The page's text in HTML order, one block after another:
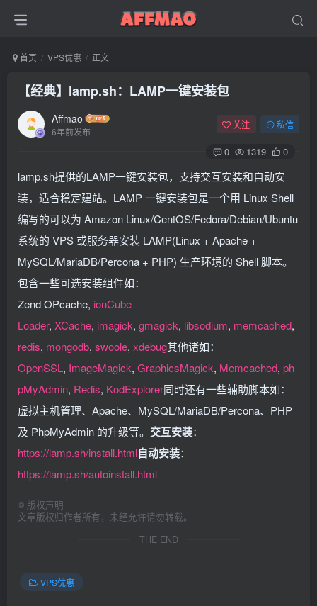
首页 VPS优惠 正文
【经典】lamp.sh：LAMP一键安装包
Affmao
6年前发布
关注 私信
0 1319 0
lamp.sh提供的LAMP一键安装包，支持交互安装和自动安
装，适合稳定建站。LAMP 一键安装包是一个用 Linux Shell
编写的可以为 Amazon Linux/CentOS/Fedora/Debian/Ubuntu
系统的 VPS 或服务器安装 LAMP(Linux + Apache +
MySQL/MariaDB/Percona + PHP) 生产环境的 Shell 脚本。
包含一些可选安装组件如：
Zend OPcache, ionCube
Loader, XCache, imagick, gmagick, libsodium, memcached,
redis, mongodb, swoole, xdebug其他诸如：
OpenSSL, ImageMagick, GraphicsMagick, Memcached, ph
pMyAdmin, Redis, KodExplorer同时还有一些辅助脚本如：
虚拟主机管理、Apache、MySQL/MariaDB/Percona、PHP
及 PhpMyAdmin 的升级等。 交互安装：
https://lamp.sh/install.html自动安装：
https://lamp.sh/autoinstall.html
© 版权声明
文章版权归作者所有，未经允许请勿转载。
THE END
VPS优惠